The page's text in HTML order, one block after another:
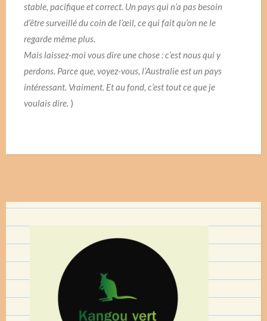
stable, pacifique et correct. Un pays qui n’a pas besoin
d’être surveillé du coin de l’œil, ce qui fait qu’on ne le
regarde même plus.
Mais laissez-moi vous dire une chose : c’est nous qui y
perdons. Parce que, voyez-vous, l’Australie est un pays
intéressant. Vraiment. Et au fond, c’est tout ce que je
voulais dire. )